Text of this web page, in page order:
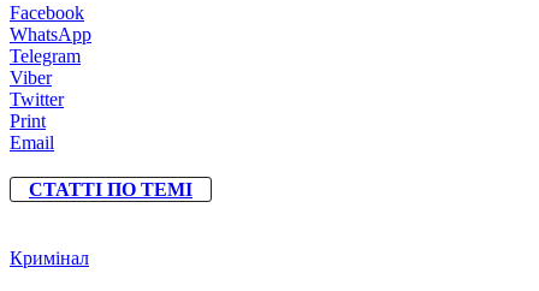
Facebook
WhatsApp
Telegram
Viber
Twitter
Print
Email
СТАТТІ ПО ТЕМІ
Кримінал